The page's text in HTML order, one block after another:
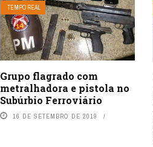
TEMPO REAL
Grupo flagrado com
metralhadora e pistola no
Subúrbio Ferroviário
16 DE SETEMBRO DE 2019